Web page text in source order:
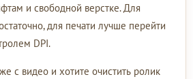
и свободной верстке. Для
для печати лучше перейти
DPI.
с видео и хотите очистить ролик